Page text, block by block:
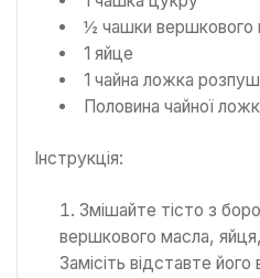
½ чашки вершкового
1 яйце
1 чайна ложка
Половина чайної
Інструкція:
Змішайте тісто з
вершкового масла,
Замісіть відставте